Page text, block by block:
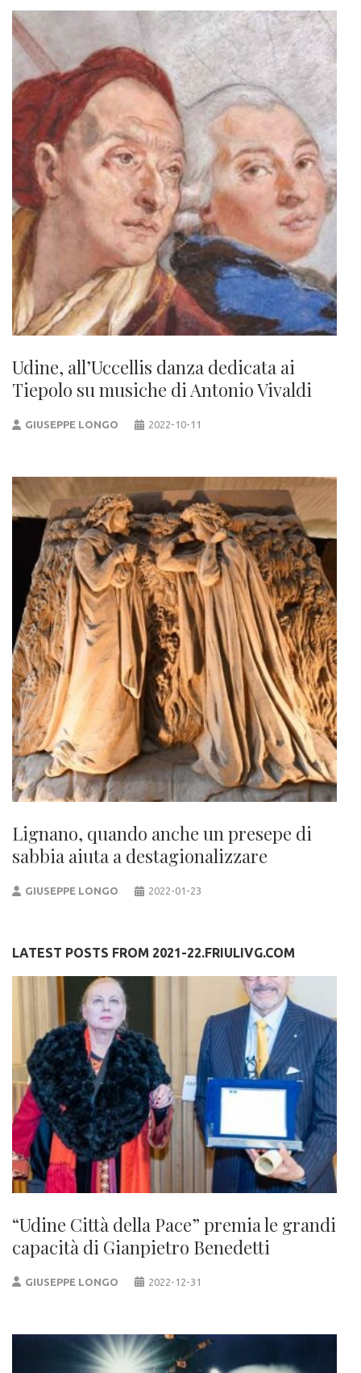
Udine, all’Uccellis danza dedicata ai
Tiepolo su musiche di Antonio Vivaldi
GIUSEPPE LONGO 2022-10-11
Lignano, quando anche un presepe di
sabbia aiuta a destagionalizzare
GIUSEPPE LONGO 2022-01-23
LATEST POSTS FROM 2021-22.FRIULIVG.COM
“Udine Città della Pace” premia le grandi
capacità di Gianpietro Benedetti
GIUSEPPE LONGO 2022-12-31